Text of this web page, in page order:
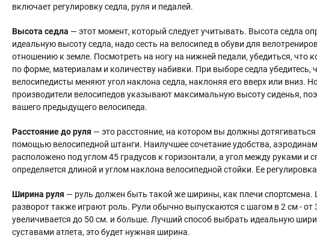
включает регулировку седла, руля и педалей.
Высота седла — этот момент, который следует учитывать. Высота седла
идеальную высоту седла, надо сесть на велосипед в обуви для
отношению к земле. Посмотреть на ногу на нижней педали, убедиться, что
по форме, материалам и количеству набивки. При выборе седла
велосипедисты меняют угол наклона седла, наклоняя его вверх или вниз.
производители велосипедов указывают максимальную высоту сиденья,
вашего предыдущего велосипеда.
Расстояние до руля — это расстояние, на котором вы должны
помощью велосипедной штанги. Наилучшее сочетание удобства,
расположено под углом 45 градусов к горизонтали, а угол между руками и
определяется длиной и углом наклона велосипедной стойки. Ее
Ширина руля — руль должен быть такой же ширины, как плечи
разворот также играют роль. Рули обычно выпускаются с шагом в 2 см - от
увеличивается до 50 см. и больше. Лучший способ выбрать идеальную
суставами атлета, это будет нужная ширина.